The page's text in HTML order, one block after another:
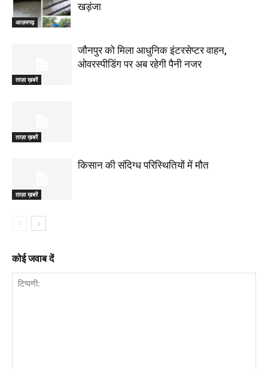
आज़मगढ़
खड़ंजा
ताज़ा ख़बरें
जौनपुर को मिला आधुनिक इंटरसेप्टर वाहन,
ओवरस्पीडिंग पर अब रहेगी पैनी नजर
ताज़ा ख़बरें
ताज़ा ख़बरें
किसान की संदिग्ध परिस्थितियों में मौत
कोई जवाब दें